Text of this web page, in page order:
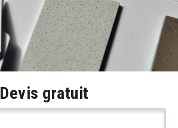
Devis gratuit